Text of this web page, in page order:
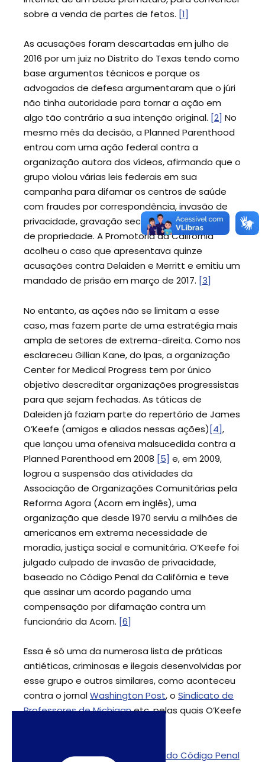
sobre a venda de partes de fetos. [1]
As acusações foram descartadas em julho de
2016 por um juiz no Distrito do Texas tendo como
base argumentos técnicos e porque os
advogados de defesa argumentaram que o júri
não tinha autoridade para tornar a ação em
algo tão contrário a sua intenção original. [2] No
mesmo mês da decisão, a Planned Parenthood
entrou com uma ação federal contra a
organização autora dos vídeos, afirmando que o
grupo violou várias leis federais em sua
campanha para difamar os centros de saúde
com fraudes por correspondência, invasão de
privacidade, gravação secreta ilegal e invasão
de propriedade. A Promotoria da Califórnia
acolheu o caso que apresentava quinze
acusações contra Delaiden e Merritt e emitiu um
mandado de prisão em março de 2017. [3]
No entanto, as ações não se limitam a esse
caso, mas fazem parte de uma estratégia mais
ampla de setores de extrema-direita. Como nos
esclareceu Gillian Kane, do Ipas, a organização
Center for Medical Progress tem por único
objetivo descreditar organizações progressistas
para que sejam fechadas. As táticas de
Daleiden já faziam parte do repertório de James
O’Keefe (amigos e aliados nessas ações)[4],
que lançou uma ofensiva malsucedida contra a
Planned Parenthood em 2008 [5] e, em 2009,
logrou a suspensão das atividades da
Associação de Organizações Comunitárias pela
Reforma Agora (Acorn em inglês), uma
organização que desde 1970 serviu a milhões de
americanos em extrema necessidade de
moradia, justiça social e comunitária. O’Keefe foi
julgado culpado de invasão de privacidade,
baseado no Código Penal da Califórnia e teve
que assinar um acordo pagando uma
compensação por difamação contra um
funcionário da Acorn. [6]
Essa é só uma da numerosa lista de práticas
antiéticas, criminosas e ilegais desenvolvidas por
esse grupo e outros similares, como aconteceu
contra o jornalWashington Post, o Sindicato de
Professores de Michiganetc, pelas quais O’Keefe
Durante o processo de
reforma do Código Penal